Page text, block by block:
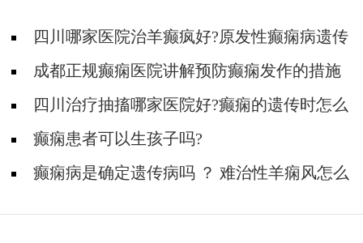
四川哪家医院治羊癫疯好?原发性癫痫病遗传
的概率大吗?
成都正规癫痫医院讲解预防癫痫发作的措施
四川治疗抽搐哪家医院好?癫痫的遗传时怎么
回事?癫痫患者可以生孩子吗?
癫痫病是确定遗传病吗 ？ 难治性羊痫风怎么